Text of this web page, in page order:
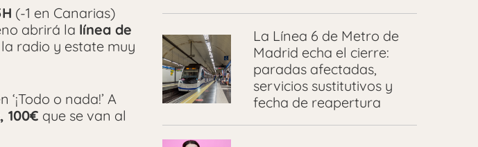
(-1 en Canarias)
abrirá la línea de
la radio y estate muy
o nada!’ A
100€ que se van al
La Línea 6 de Metro de
Madrid echa el cierre:
paradas afectadas,
servicios sustitutivos y
fecha de reapertura